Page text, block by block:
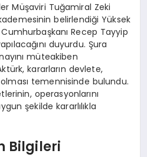
Müşaviri Tuğamiral Zeki
belirlendiği Yüksek
Cumhurbaşkanı Recep Tayyip
duyurdu. Şura
müteakiben
kararların devlete,
olması temennisinde bulundu.
operasyonlarını
şekilde kararlılıkla
Bilgileri